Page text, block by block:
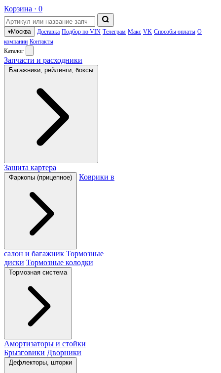
Корзина · 0
▾Москва Доставка Подбор по VIN Телеграм Макс VK Способы оплаты О
компании Контакты
Каталог
Запчасти и расходники
Багажники, рейлинги, боксы
Защита картера
Фаркопы (прицепное) Коврики в
салон и багажник Тормозные
диски Тормозные колодки
Тормозная система
Амортизаторы и стойки
Брызговики Дворники
Дефлекторы, шторки